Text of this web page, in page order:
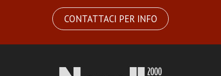
CONTATTACI PER INFO